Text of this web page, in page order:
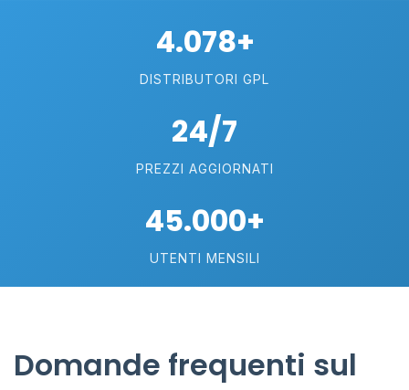
4.078+
DISTRIBUTORI GPL
24/7
PREZZI AGGIORNATI
45.000+
UTENTI MENSILI
Domande frequenti sul